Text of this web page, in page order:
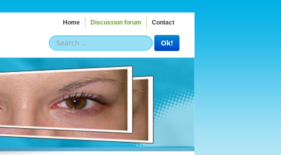
Home Discussion forum Contact
Ok!